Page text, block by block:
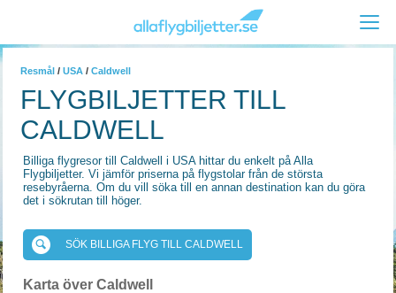
Resmål / USA / Caldwell
FLYGBILJETTER TILL
CALDWELL
Billiga flygresor till Caldwell i USA hittar du enkelt på Alla
Flygbiljetter. Vi jämför priserna på flygstolar från de största
resebyråerna. Om du vill söka till en annan destination kan du göra
det i sökrutan till höger.
SÖK BILLIGA FLYG TILL CALDWELL
Karta över Caldwell